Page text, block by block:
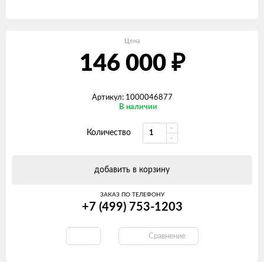
Цена
146 000 ₽
Артикул: 1000046877
В наличии
Количество
добавить в корзину
ЗАКАЗ ПО ТЕЛЕФОНУ
+7 (499) 753-1203
Сравнение